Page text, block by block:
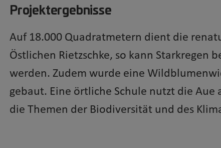
Projektergebnisse
Auf 18.000 Quadratmetern dient die
Östlichen Rietzschke, so kann Starkregen
werden. Zudem wurde eine
gebaut. Eine örtliche Schule nutzt die Aue
die Themen der Biodiversität und des